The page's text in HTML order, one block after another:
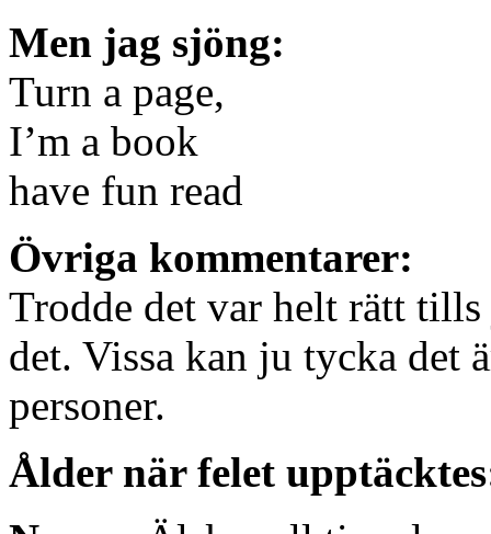
Men jag sjöng:
Turn a page,
I’m a book
have fun read
Övriga kommentarer:
Trodde det var helt rätt
det. Vissa kan ju tycka det
personer.
Ålder när felet